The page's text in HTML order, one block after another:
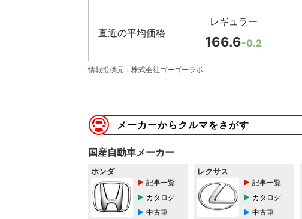
直近の平均価格
レギュラー
166.6-0.2
情報提供元：株式会社ゴーゴーラボ
メーカーからクルマをさがす
国産自動車メーカー
ホンダ
記事一覧
カタログ
中古車
レクサス
記事一覧
カタログ
中古車